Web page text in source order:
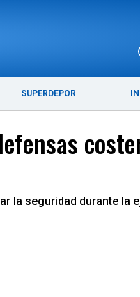
SUPERDEPOR
la seguridad durante la